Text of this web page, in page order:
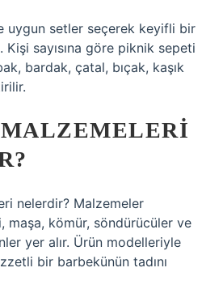
uygun setler seçerek keyifli bir
sayısına göre piknik sepeti
bardak, çatal, bıçak, kaşık
nelerdir? Malzemeler
maşa, kömür, söndürücüler ve
yer alır. Ürün modelleriyle
bir barbekünün tadını